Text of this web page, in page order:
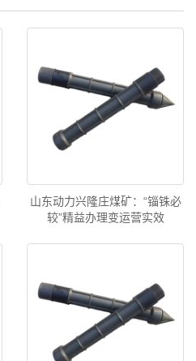
山东动力兴隆庄煤矿：“锱铢必
较”精益办理变运营实效